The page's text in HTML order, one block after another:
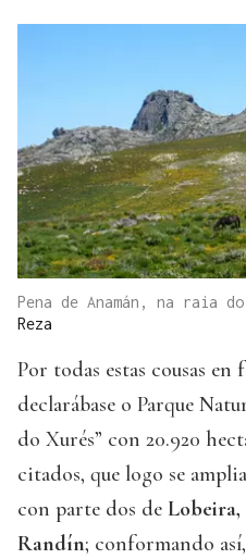
Pena de Anamán, na raia
Reza
Por todas estas cousas en
declarábase o Parque
do Xurés” con 20.920
citados, que logo se
con parte dos de Lobeira,
Randín; conformando